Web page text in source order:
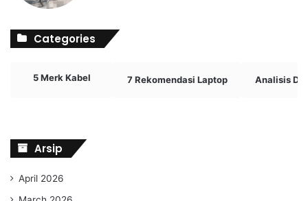
Categories
5 Merk Kabel 7 Rekomendasi Laptop Analisis
Arsip
April 2026